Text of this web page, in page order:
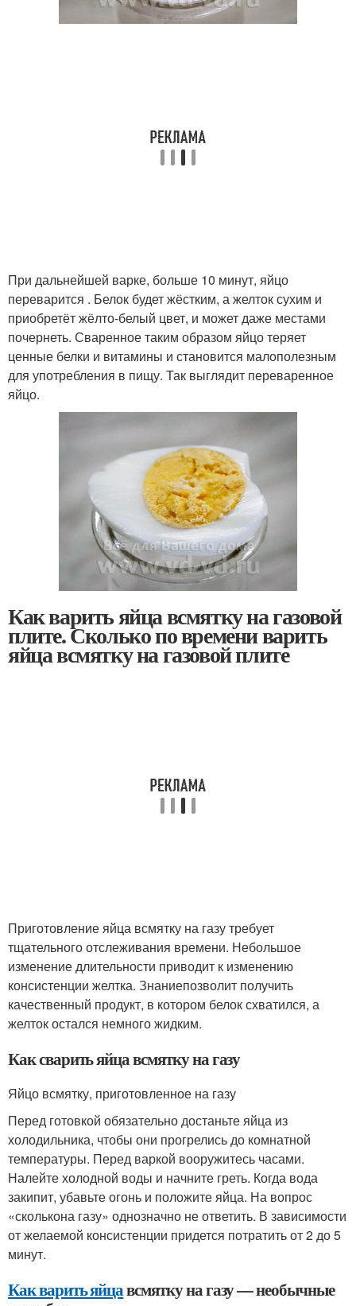
При дальнейшей варке, больше 10 минут, яйцо
переварится . Белок будет жёстким, а желток сухим и
приобретёт жёлто-белый цвет, и может даже местами
почернеть. Сваренное таким образом яйцо теряет
ценные белки и витамины и становится малополезным
для употребления в пищу. Так выглядит переваренное
яйцо.
Как варить яйца всмятку на газовой
плите. Сколько по времени варить
яйца всмятку на газовой плите
Приготовление яйца всмятку на газу требует
тщательного отслеживания времени. Небольшое
изменение длительности приводит к изменению
консистенции желтка. Знаниепозволит получить
качественный продукт, в котором белок схватился, а
желток остался немного жидким.
Как сварить яйца всмятку на газу
Яйцо всмятку, приготовленное на газу
Перед готовкой обязательно достаньте яйца из
холодильника, чтобы они прогрелись до комнатной
температуры. Перед варкой вооружитесь часами.
Налейте холодной воды и начните греть. Когда вода
закипит, убавьте огонь и положите яйца. На вопрос
«сколькона газу» однозначно не ответить. В зависимости
от желаемой консистенции придется потратить от 2 до 5
минут.
Как варить яйцавсмятку на газу — необычные